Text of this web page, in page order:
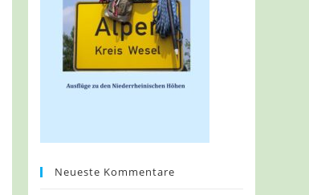
Neueste Kommentare